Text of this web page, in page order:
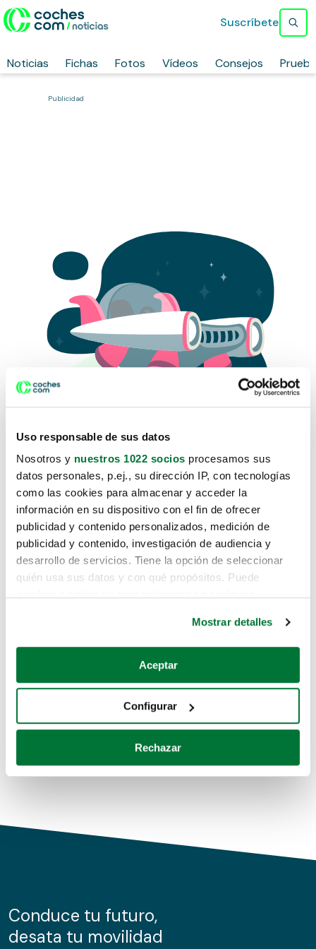
Uso responsable de sus datos
Nosotros y nuestros 1022 socios procesamos sus
datos personales, p.ej., su dirección IP, con tecnologías
como las cookies para almacenar y acceder la
información en su dispositivo con el fin de ofrecer
publicidad y contenido personalizados, medición de
publicidad y contenido, investigación de audiencia y
desarrollo de servicios. Tiene la opción de seleccionar
quién usa sus datos y con qué propósitos. Puede
Si lo permite, también quisiéramos:
Recopilar información sobre su ubicación geográfica
Identificar su dispositivo analizándolo activamente
para buscar características específicas (huellas
Obtenga más información sobre cómo se procesan sus
de cookies.
información sobre el uso que haga del sitio web con
nuestros partners de redes sociales, publicidad y análisis
Mostrar detalles
Aceptar
Configurar
Rechazar
Noticias Fichas Fotos Vídeos Consejos
Suscríbete
Publicidad
Lo sentimos, no sabemos como
te hemos traido hasta aquí.
Pero puedes encontrar el coche que estás
buscando en alguno de estos enlaces:
Coches de segunda mano
Coches de km0
Conduce tu futuro,
desata tu movilidad